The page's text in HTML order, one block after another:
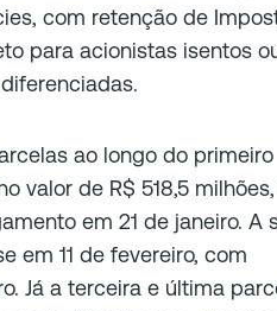
com retenção de
para acionistas isentos
ao longo do primeiro
valor de R$ 518,5
em 21 de janeiro. A
em 11 de fevereiro, com
Já a terceira e última